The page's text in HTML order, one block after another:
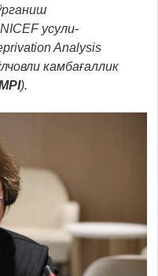
усули-
Analysis
камбағаллик
).